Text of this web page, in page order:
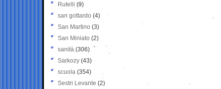
Rutelli (9)
san gottardo (4)
San Martino (3)
San Miniato (2)
sanità (306)
Sarkozy (43)
scuola (354)
Sestri Levante (2)